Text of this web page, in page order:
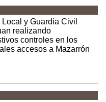
y Guardia Civil
realizando
controles en los
accesos a Mazarrón